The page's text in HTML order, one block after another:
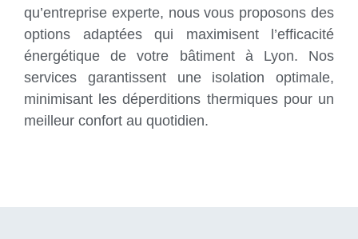
qu’entreprise experte, nous vous proposons des
options adaptées qui maximisent l’efficacité
énergétique de votre bâtiment à Lyon. Nos
services garantissent une isolation optimale,
minimisant les déperditions thermiques pour un
meilleur confort au quotidien.